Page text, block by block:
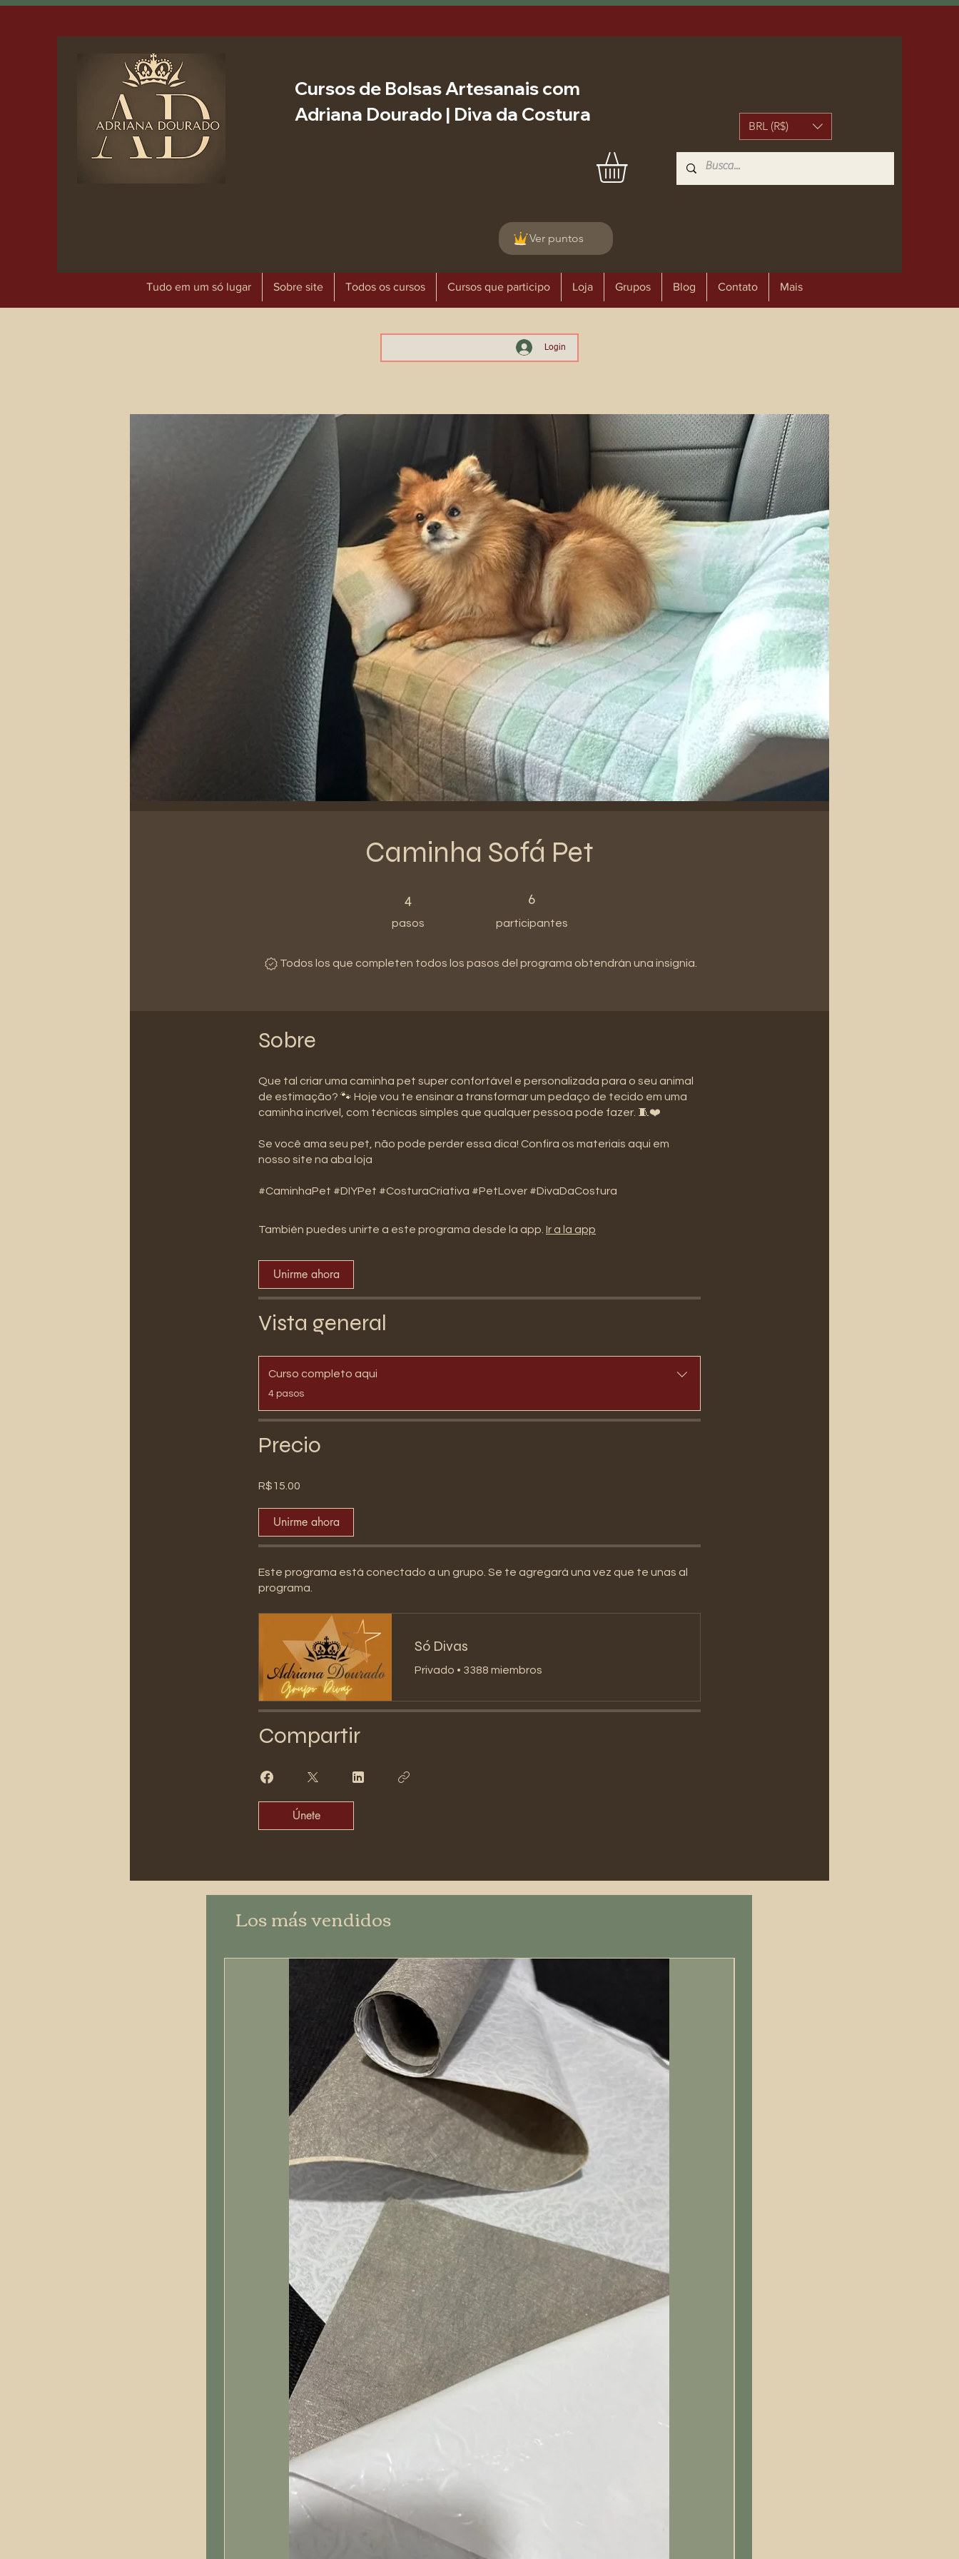
Cursos de Bolsas Artesanais com
Adriana Dourado | Diva da Costura
BRL (R$)
Ver puntos
Tudo em um só lugar Sobre site Todos os cursos Cursos que participo Loja Grupos Blog Contato Mais
Login
Caminha Sofá Pet
4
pasos
6
participantes
6 participantes
Todos los que completen todos los pasos del programa obtendrán una insignia.
Sobre
Que tal criar uma caminha pet super confortável e personalizada para o seu animal
de estimação? 🐾 Hoje vou te ensinar a transformar um pedaço de tecido em uma
caminha incrível, com técnicas simples que qualquer pessoa pode fazer. 🧵❤️
Se você ama seu pet, não pode perder essa dica! Confira os materiais aqui em
nosso site na aba loja
#CaminhaPet #DIYPet #CosturaCriativa #PetLover #DivaDaCostura
También puedes unirte a este programa desde la app. Ir a la app
Unirme ahora
Vista general
Curso completo aqui
.
4 pasos
Precio
R$15.00
Unirme ahora
Este programa está conectado a un grupo. Se te agregará una vez que te unas al
programa.
Só Divas
Privado • 3388 miembros
Compartir
Únete
Los más vendidos